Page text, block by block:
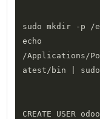
sudo mkdir -p /
echo
/Applications/
atest/bin |
CREATE USER